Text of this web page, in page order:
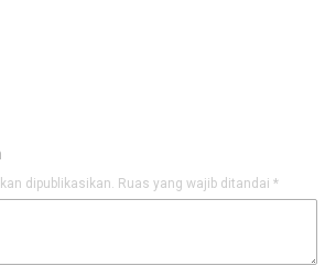
dipublikasikan. Ruas yang wajib ditandai *